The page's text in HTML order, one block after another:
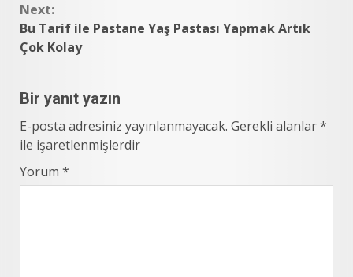
Next:
Bu Tarif ile Pastane Yaş Pastası Yapmak Artık
Çok Kolay
Bir yanıt yazın
E-posta adresiniz yayınlanmayacak. Gerekli alanlar*
ile işaretlenmişlerdir
Yorum *